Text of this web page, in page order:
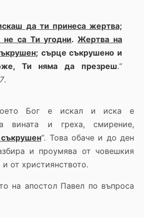
да ти принеса жертва;
не са Ти угодни.Жертва на
; сърце съкрушено и
Ти няма да презреш.“
.
Бог е искал и иска е
вината и греха, смирение,
“. Това обаче и до ден
и проумява от човешкия
от християнството.
на апостол Павел по въпроса